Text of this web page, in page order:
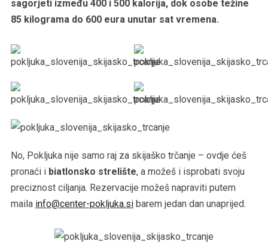
sagorjeti između 400 i 500 kalorija, dok osobe težine
85 kilograma do 600 eura unutar sat vremena.
No, Pokljuka nije samo raj za skijaško trčanje – ovdje ćeš
pronaći i biatlonsko strelište, a možeš i isprobati svoju
preciznost ciljanja. Rezervacije možeš napraviti putem
maila info@center-pokljuka.sibarem jedan dan unaprijed.